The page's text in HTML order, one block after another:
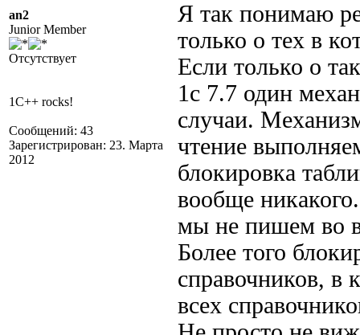
an2
Junior Member
Отсутствует
1C++ rocks!
Сообщений: 43
Зарегистрирован: 23. Марта
2012
Я так понимаю
только о тех в
Если только о
1с 7.7 один
случаи.
чтение
блокировка
вообще
мы не пишем во
Более того
справочников, в
всех